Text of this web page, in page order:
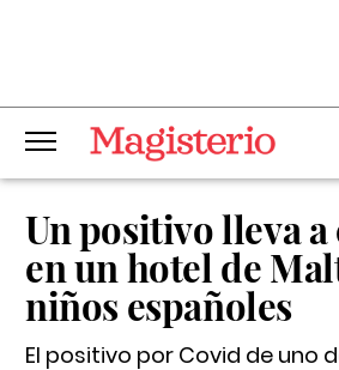
Un positivo lleva
en un hotel de
niños españoles
El positivo por Covid de uno